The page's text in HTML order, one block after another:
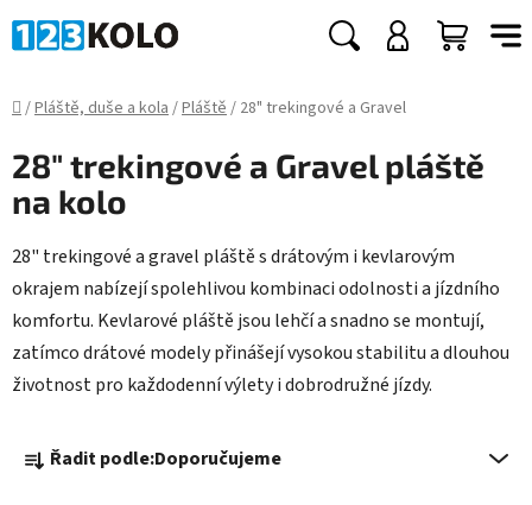
na
Hledat
Domů
/Pláště, duše a kola/Pláště/ 28" trekingové a Gravel
28" trekingové a Gravel pláště
na kolo
28" trekingové a gravel pláště s drátovým i kevlarovým
okrajem nabízejí spolehlivou kombinaci odolnosti a jízdního
komfortu. Kevlarové pláště jsou lehčí a snadno se montují,
zatímco drátové modely přinášejí vysokou stabilitu a dlouhou
životnost pro každodenní výlety i dobrodružné jízdy.
a
Řadit podle:Doporučujeme